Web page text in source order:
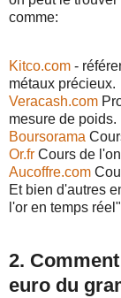
comme:
Kitco.com -
métaux précieux.
Veracash.com
mesure de poids.
Boursorama
Or.fr Cours de
Aucoffre.com
Et bien d'autres
l'or en temps
2.
euro du